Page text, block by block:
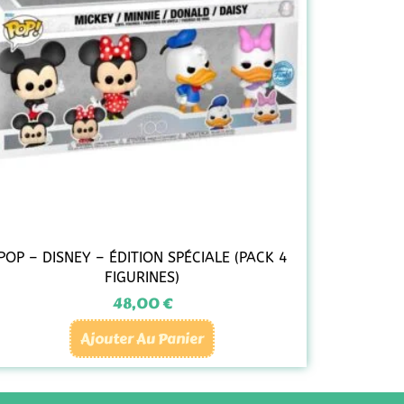
– DISNEY – ÉDITION SPÉCIALE (PACK 4
FIGURINES)
48,00€
Ajouter Au Panier